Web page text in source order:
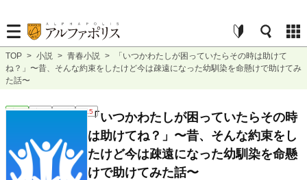
TOP > 小説 > 青春小説 >
「いつかわたしが困っていたらその時は助けて
ね？」〜昔、そんな約束をしたけど今は疎遠になった幼馴染を命懸けで助けてみ
た話〜
青春 完結 短編 R15「いつかわたしが困っていたらその時
は助けてね？」〜昔、そんな約束をし
たけど今は疎遠になった幼馴染を命懸
けで助けてみた話〜